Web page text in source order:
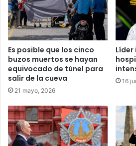
Es posible que los cinco
buzos muertos se hayan
equivocado de túnel para
salir de la cueva
21 mayo, 2026
Líder
16